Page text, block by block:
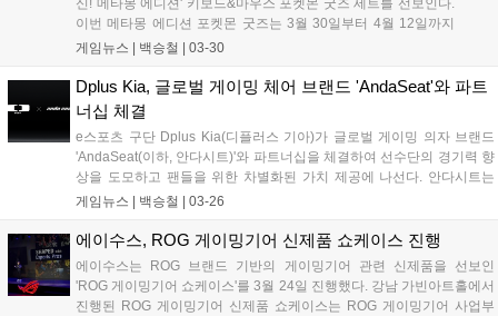
신! 메타몽 에디션' 키보드&마우스 포켓몬 굿즈 세트를 선보인다.
이번 메타몽 에디션 포켓몬 굿즈는 3월 30일부터 4월 12일까지
네이버 브랜드 스토어에서 진행되는 프로모션을 통해 만나볼 수
매한 고객에게 포켓몬 메타몽의 매력을 살린 굿즈가 증정된다. 행
사 대상 제품은 ALTO KEYS K98M, Keys-To-Go 2, K380S 키보
드와 POP MOUSE 등이다....
게임뉴스 | 백승철 03-30
Dplus Kia, 글로벌 게이밍 체어 브랜드 'AndaSeat'와 파트
너십 체결
e스포츠 구단 Dplus Kia(디플러스 기아)가 글로벌 게이밍 의자 브랜드
'AndaSeat(이하, 안다시트)'와 파트너십을 체결하여 선수단의 경기력 향
상을 도모하고 팬들을 위한 차별화된 가치 제공에 나선다. 안다시트는
세계적인 e스포츠 팀들과 협업하며 입지를 다져온 글로벌 게이밍 체어
의 브랜드 가치에 주목해 이번 파트너십을 결정했다. Dplus Kia는 디자
이너 브랜드와의 협업을 통해 자체 브랜드 Dplus를 런칭하여 유니폼을
비롯한 다양한 의류 제품과 국내외 IP와 협업 제품을 출시하는 등 e스포
츠를 넘어 하나의 라이프스타일 브랜드로서 가능성을 입증해 왔다....
게임뉴스 | 백승철 03-26
에이수스, ROG 게이밍기어 신제품 쇼케이스 진행
에이수스는 ROG 브랜드 기반의 게이밍기어 관련 신제품을 선보인
'ROG 게이밍기어 쇼케이스'를 3월 24일 진행했다. 강남 가빈아트홀에서
진행된 ROG 게이밍기어 신제품 쇼케이스는 ROG 게이밍기어 사업부